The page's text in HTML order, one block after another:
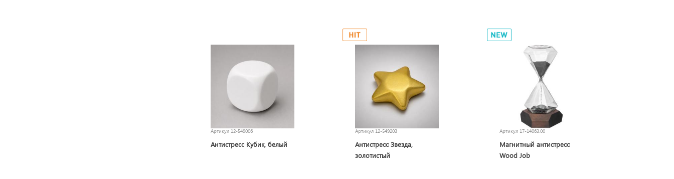
Артикул 12-549006
Антистресс Кубик, белый
Артикул 12-549203
Антистресс Звезда,
золотистый
Артикул 17-14063.00
Магнитный антистресс
Wood Job